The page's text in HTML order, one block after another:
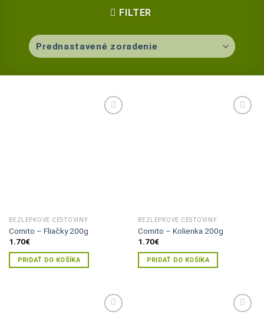
FILTER
BEZLEPKOVÉ CESTOVINY
Cornito – Fliačky 200g
1.70€
PRIDAŤ DO KOŠÍKA
BEZLEPKOVÉ CESTOVINY
Cornito – Kolienka 200g
1.70€
PRIDAŤ DO KOŠÍKA